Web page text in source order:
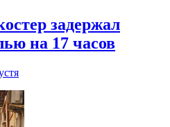
задержал
на 17 часов